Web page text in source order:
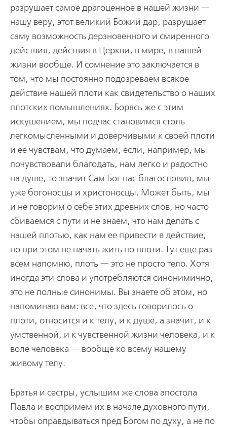
разрушает самое драгоценное в нашей жизни —
нашу веру, этот великий Божий дар, разрушает
саму возможность дерзновенного и смиренного
действия, действия в Церкви, в мире, в нашей
жизни вообще. И сомнение это заключается в
том, что мы постоянно подозреваем всякое
действие нашей плоти как свидетельство о наших
плотских помышлениях. Борясь же с этим
искушением, мы подчас становимся столь
легкомысленными и доверчивыми к своей плоти
и ее чувствам, что думаем, если, например, мы
почувствовали благодать, нам легко и радостно
на душе, то значит Сам Бог нас благословил, мы
уже богоносцы и христоносцы. Может быть, мы
и не говорим о себе этих древних слов, но часто
сбиваемся с пути и не знаем, что нам делать с
нашей плотью, как нам ее привести в действие,
но при этом не начать жить по плоти. Тут еще раз
всем напомню, плоть — это не просто тело. Хотя
иногда эти слова и употребляются синонимично,
это не полные синонимы. Вы знаете об этом, но
напоминаю вам: все, что здесь говорилось о
плоти, относится и к телу, и к душе, а значит, и к
умственной, и к чувственной жизни человека, и к
воле человека — вообще ко всему нашему
живому телу.
Братья и сестры, услышим же слова апостола
Павла и воспримем их в начале духовного пути,
чтобы оправдываться пред Богом по духу, а не по